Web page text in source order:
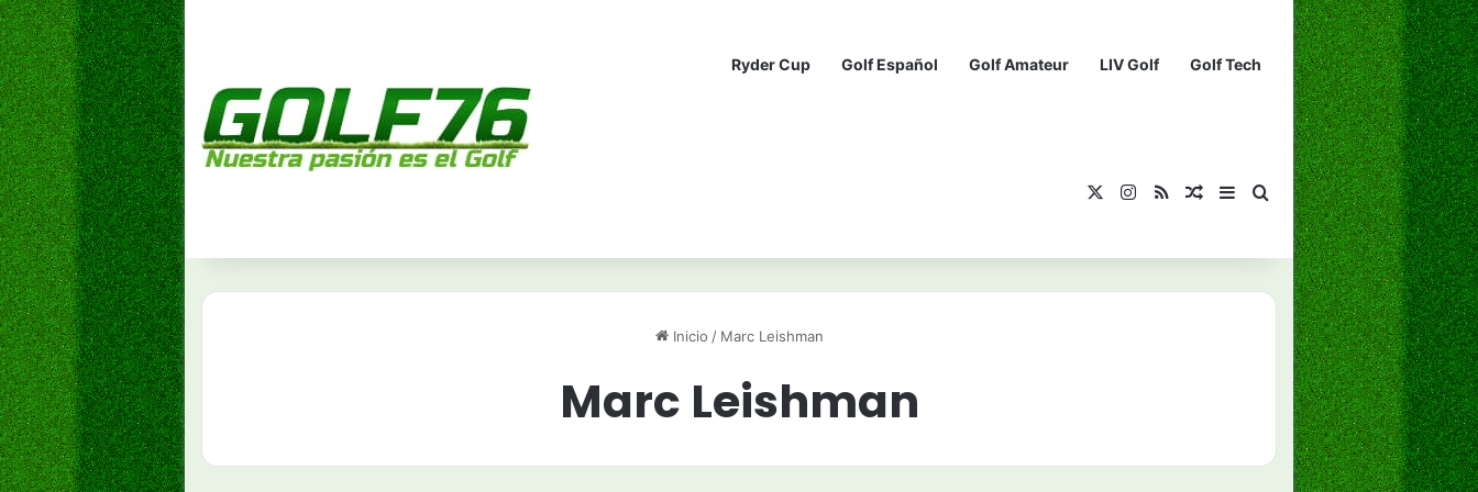
Ryder Cup Golf Español Golf Amateur LIV Golf Golf Tech
Instagram
RSS ¡Muéstrame un artículo
Barra lateral
Buscar...
Inicio / Marc Leishman
Marc Leishman